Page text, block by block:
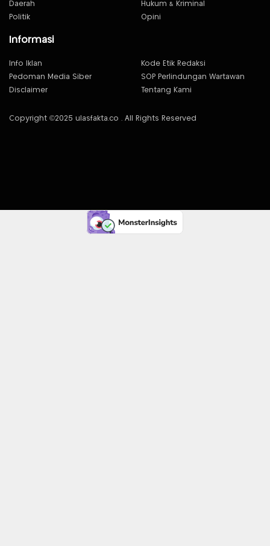
Daerah
Hukum & Kriminal
Politik
Opini
Informasi
Info Iklan
Kode Etik Redaksi
Pedoman Media Siber
SOP Perlindungan Wartawan
Disclaimer
Tentang Kami
Copyright ©2025 ulasfakta.co . All Rights Reserved